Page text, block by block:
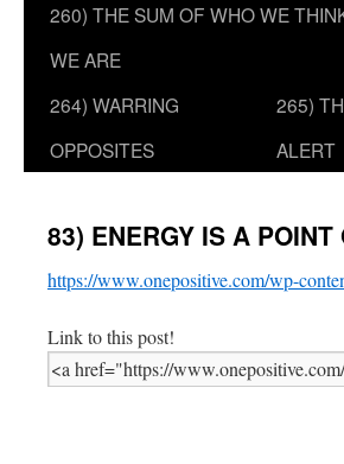
260) THE SUM OF WHO WE
WE ARE
264) WARRING
OPPOSITES
265)
ALERT
83) ENERGY IS A POINT
https://www.onepositive.com/wp-
Link to this post!